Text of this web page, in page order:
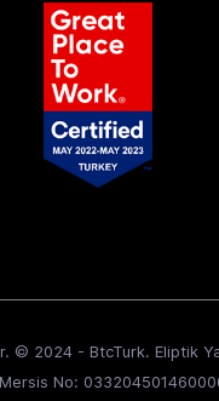
© 2024 - BtcTurk. Eliptik
No: